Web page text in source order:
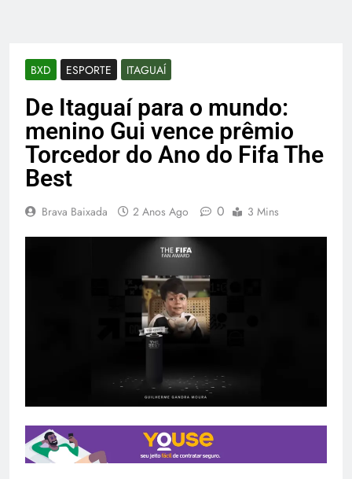
BXD ESPORTE ITAGUAÍ
De Itaguaí para o mundo:
menino Gui vence prêmio
Torcedor do Ano do Fifa The
Best
Brava Baixada 2 Anos Ago 0 3 Mins